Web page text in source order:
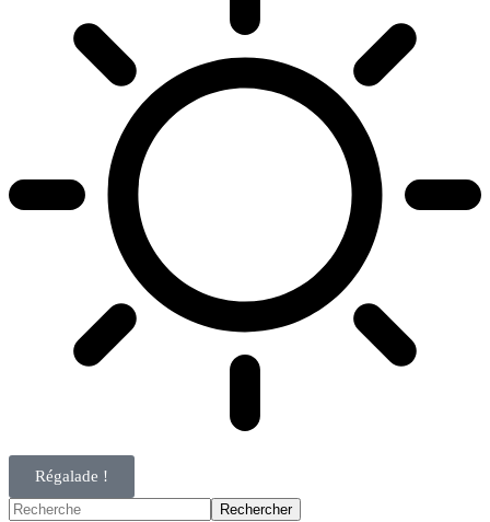
Régalade !